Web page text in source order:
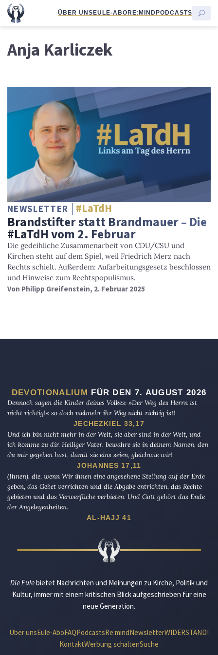
ÜBER UNSEULE-ABORE:MINDPODCASTS
Anja Karliczek
NEWSLETTER #LaTdH
Brandstifter statt Brandmauer – Die
#LaTdH vom 2. Februar
Die gedeihliche Zusammenarbeit von CDU/CSU und
Kirchen steht auf dem Spiel, weil Friedrich Merz nach
Rechts schielt. Außerdem: Aufarbeitungsgesetz beschlossen
und Hinweise zum Rechtspopulismus.
Von Philipp Greifenstein, 2. Februar 2025
DEVOTIONALIUM FÜR DEN 7. AUGUST 2026
Dennoch sagen die Kinder deines Volkes: »Der Weg des Herrn ist
nicht richtig!« so doch vielmehr ihr Weg nicht richtig ist!
JECHEZKIEL 33,17
Und ich bin nicht mehr in der Welt, sie aber sind in der Welt, und
ich komme zu dir. Heiliger Vater, bewahre sie in deinem Namen, den
du mir gegeben hast, damit sie eins seien, gleichwie wir!
JOHANNES 17,11
(Ihnen), die, wenn Wir ihnen eine angesehene Stellung auf der Erde
geben, das Gebet verrichten und die Abgabe entrichten, das Rechte
gebieten und das Verwerfliche verbieten. Und Gott gehört das Ende
der Angelegenheiten.
AL-HAJJ 41
Die Eulebietet Nachrichten und Meinungen zu Kirche, Politik und
Kultur, immer mit einem kritischen Blick aufgeschrieben für eine
neue Generation.
Über unsEule-AboFAQPodcastsRe:mindNewsletterWIDERSTAND!
KontaktWerbung schaltenSuche